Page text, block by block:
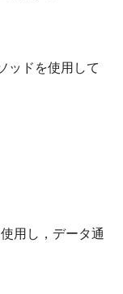
ッドを使用して
用し，データ通